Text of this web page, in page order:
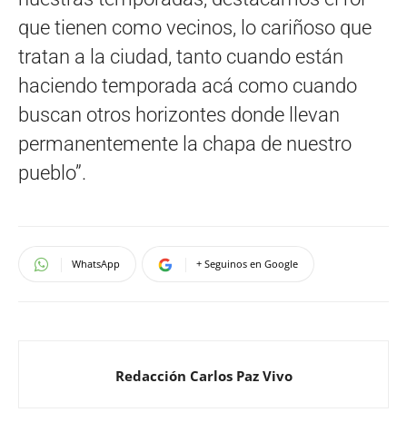
que tienen como vecinos, lo cariñoso que
tratan a la ciudad, tanto cuando están
haciendo temporada acá como cuando
buscan otros horizontes donde llevan
permanentemente la chapa de nuestro
pueblo”.
WhatsApp + Seguinos en Google
Redacción Carlos Paz Vivo